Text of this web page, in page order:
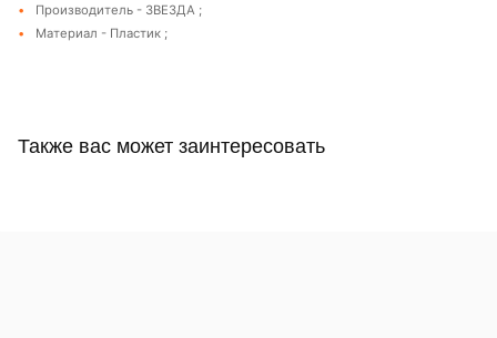
Производитель - ЗВЕЗДА ;
Материал - Пластик ;
Также вас может заинтересовать